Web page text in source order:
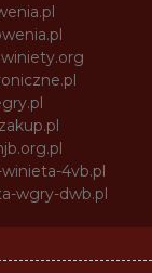
winiety.org
4vb.pl
wgry-dwb.pl